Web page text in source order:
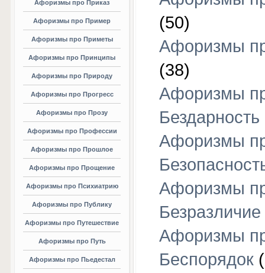
Афоризмы про Приказ
Афоризмы про Пример
Афоризмы про Приметы
Афоризмы про Принципы
Афоризмы про Природу
Афоризмы про Прогресс
Афоризмы про Прозу
Афоризмы про Профессии
Афоризмы про Прошлое
Афоризмы про Прощение
Афоризмы про Психиатрию
Афоризмы про Публику
Афоризмы про Путешествие
Афоризмы про Путь
Афоризмы про Пьедестал
(50)
Афоризмы
(38)
Афоризмы
Бездарность
Афоризмы
Афоризмы
Безразличие
Афоризмы
Беспорядок